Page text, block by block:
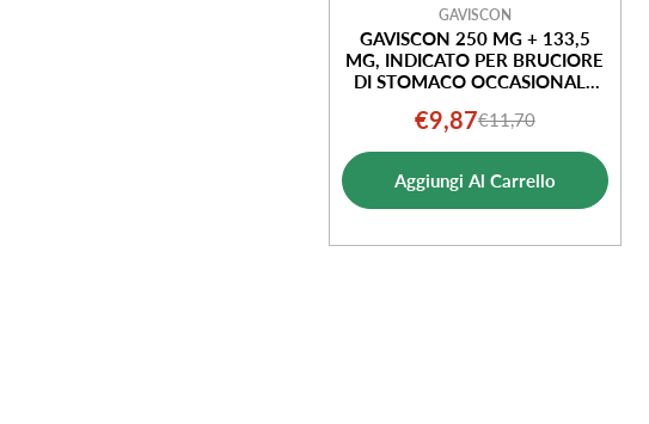
GAVISCON
GAVISCON 250 MG + 133,5
MG, INDICATO PER BRUCIORE
DI STOMACO OCCASIONALE
Prezzo
di
vendita
€9,87Prezzo
normale
€11,70
Aggiungi Al Carrello